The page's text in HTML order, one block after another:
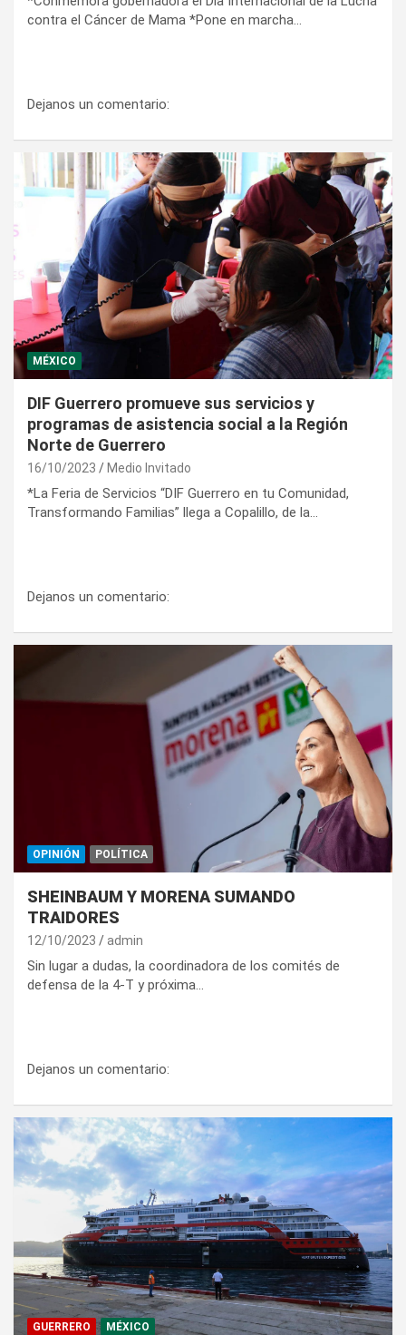
contra el Cáncer de Mama *Pone en marcha…
Dejanos un comentario:
MÉXICO
DIF Guerrero promueve sus servicios y
programas de asistencia social a la Región
Norte de Guerrero
16/10/2023 Medio Invitado
*La Feria de Servicios “DIF Guerrero en tu Comunidad,
Transformando Familias” llega a Copalillo, de la…
Dejanos un comentario:
OPINIÓN POLÍTICA
SHEINBAUM Y MORENA SUMANDO
TRAIDORES
12/10/2023 admin
Sin lugar a dudas, la coordinadora de los comités de
defensa de la 4-T y próxima…
Dejanos un comentario:
GUERRERO MÉXICO